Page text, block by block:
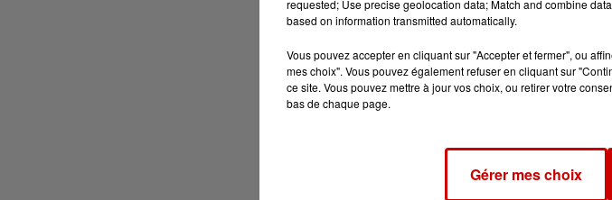
requested; Use precise geolocation data; Match and combine
based on information transmitted automatically.
Vous pouvez accepter en cliquant sur "Accepter et fermer", ou
mes choix". Vous pouvez également refuser en cliquant sur
ce site. Vous pouvez mettre à jour vos choix, ou retirer votre
bas de chaque page.
Gérer mes choix